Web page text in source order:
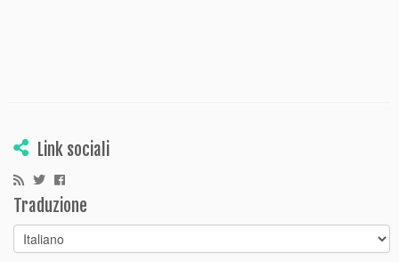
Link sociali
Traduzione